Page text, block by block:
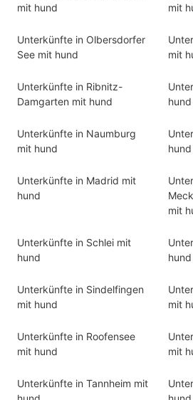
mit hund
mit
Unterkünfte in Olbersdorfer
See mit hund
mit
Unterkünfte in Ribnitz-
Damgarten mit hund
hund
Unterkünfte in Naumburg
mit hund
hund
Unterkünfte in Madrid mit
hund
mit
Unterkünfte in Schlei mit
hund
hund
Unterkünfte in Sindelfingen
mit hund
mit
Unterkünfte in Roofensee
mit hund
mit
Unterkünfte in Tannheim mit